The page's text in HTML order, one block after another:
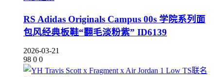
RS Adidas Originals Campus 00s 学院系列面
包风经典板鞋“翻毛淡粉紫” ID6139
2026-03-21
98 0 0